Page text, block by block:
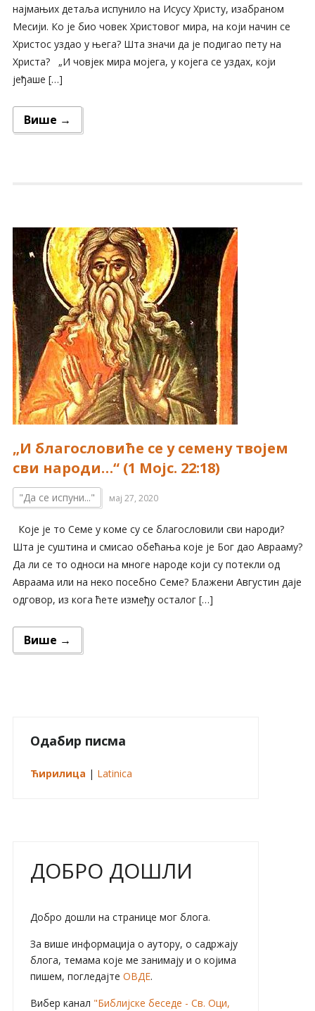
најмањих детаља испунило на Исусу Христу, изабраном
Месији. Ко је био човек Христовог мира, на који начин се
Христос уздао у њега? Шта значи да је подигао пету на
Христа? „И човјек мира мојега, у којега се уздах, који
јеђаше […]
Више →
„И благословиће се у семену твојем
сви народи…“ (1 Мојс. 22:18)
"Да се испуни..." мај 27, 2020
Које је то Семе у коме су се благословили сви народи?
Шта је суштина и смисао обећања које је Бог дао Аврааму?
Да ли се то односи на многе народе који су потекли од
Авраама или на неко посебно Семе? Блажени Августин даје
одговор, из кога ћете између осталог […]
Више →
Одабир писма
Ћирилица | Latinica
ДОБРО ДОШЛИ
Добро дошли на странице мог блога.
За више информација о аутору, о садржају
блога, темама које ме занимају и о којима
пишем, погледајте ОВДЕ.
Вибер канал "Библијске беседе - Св. Оци,